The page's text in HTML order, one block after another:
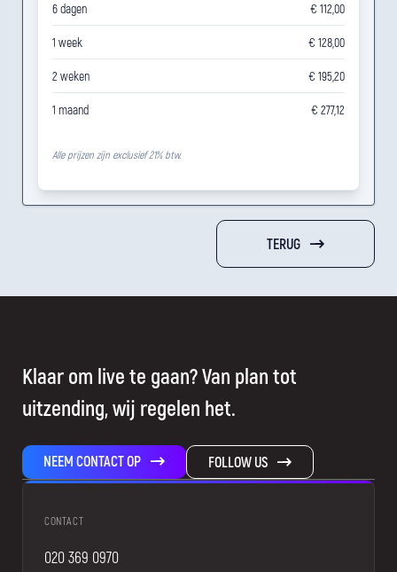
6 dagen € 112,00
1 week € 128,00
2 weken € 195,20
1 maand € 277,12
Alle prijzen zijn exclusief 21% btw.
TERUG
Klaar om live te gaan? Van plan tot
uitzending, wij regelen het.
NEEM CONTACT OP FOLLOW US
CONTACT
020 369 0970